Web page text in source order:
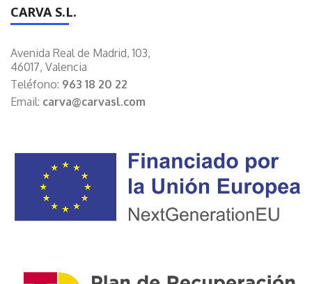
CARVA S.L.
Avenida Real de Madrid, 103,
46017, Valencia
Teléfono: 963 18 20 22
Email: carva@carvasl.com